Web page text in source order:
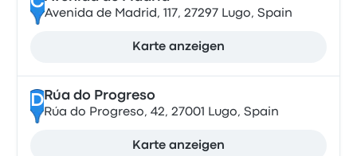
Avenida de Madrid, 117, 27297 Lugo, Spain
Karte anzeigen
DRúa do Progreso
Rúa do Progreso, 42, 27001 Lugo, Spain
Karte anzeigen